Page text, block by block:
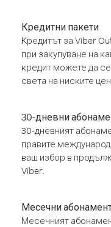
Кредитни пакети
Кредитът за Viber
при закупуване на
кредит можете да
света на ниските
30-дневни
30-дневният
правите
ваш избор в
Viber.
Месечни
Месечният